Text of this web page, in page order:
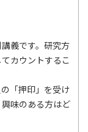
義です。研究方
カウントするこ
「押印」を受け
味のある方はど